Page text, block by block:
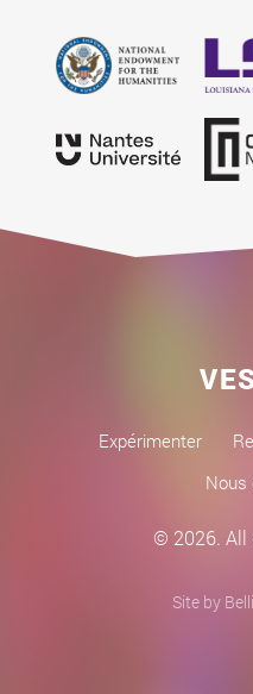
Expérimenter
Nous
© 2026. All
Site by